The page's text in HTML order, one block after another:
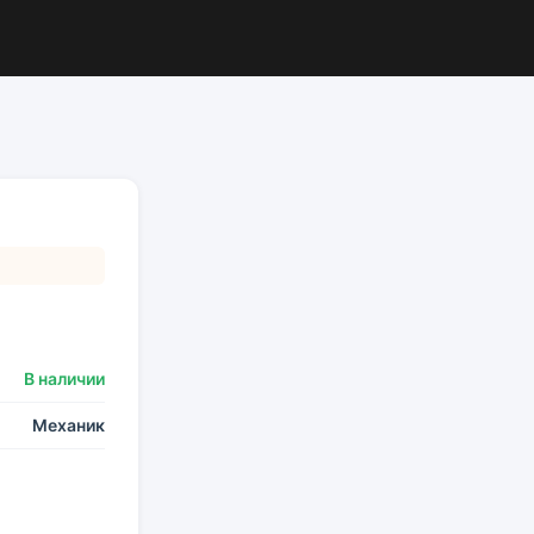
В наличии
Механик